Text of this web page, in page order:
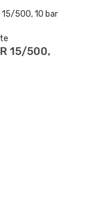
15/500,